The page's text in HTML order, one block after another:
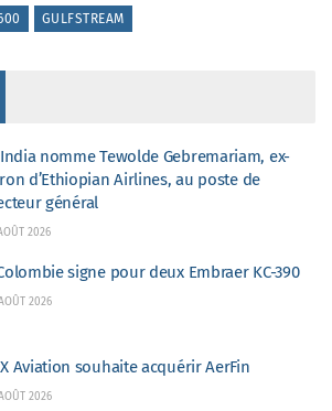
GULFSTREAM
nomme Tewolde Gebremariam, ex-
d’Ethiopian Airlines, au poste de
général
2026
signe pour deux Embraer KC-390
2026
Aviation souhaite acquérir AerFin
2026